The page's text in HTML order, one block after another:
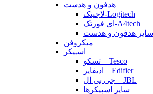
هدفون و هدست
لاجیتک-Logitech
ای فورتک-A4tech
سایر هدفون و هدست
میکروفن
اسپیکر
تسکو _ Tesco
ادیفایر _ Edifier
جی بی ال _ JBL
سایر اسپیکرها